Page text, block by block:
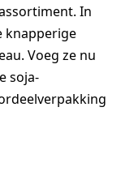
In
knapperige
Voeg ze nu
soja-